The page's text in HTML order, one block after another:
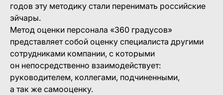
годов эту методику стали перенимать российские
эйчары.
Метод оценки персонала «360 градусов»
представляет собой оценку специалиста другими
сотрудниками компании, с которыми
он непосредственно взаимодействует:
руководителем, коллегами, подчиненными,
а так же самооценку.